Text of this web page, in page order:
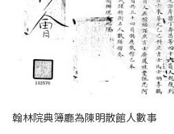
翰林院典簿廳為陳明散館人數事